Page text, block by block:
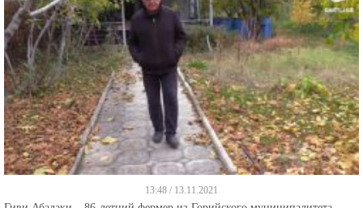
13:48 / 13.11.2021
Гиви Абалаки – 86-летний фермер из Горийского муниципалитета